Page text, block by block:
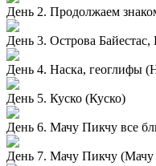
День 2. Продолжаем
День 3. Острова Байестас,
День 4. Наска, геоглифы
День 5. Куско (Куско)
День 6. Мачу Пикчу все
День 7. Мачу Пикчу